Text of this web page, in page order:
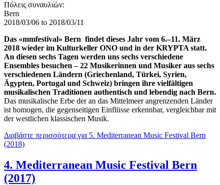
Πόλεις συναυλιών:
Bern
2018/03/06 to 2018/03/11
Das «mmfestival» Bern findet dieses Jahr vom 6.–11. März
2018 wieder im Kulturkeller ONO und in der KRYPTA statt.
An diesen sechs Tagen werden uns sechs verschiedene
Ensembles besuchen – 22 Musikerinnen und Musiker aus sechs
verschiedenen Ländern (Griechenland, Türkei, Syrien,
Ägypten, Portugal und Schweiz) bringen ihre vielfältigen
musikalischen Traditionen authentisch und lebendig nach Bern.
Das musikalische Erbe der an das Mittelmeer angrenzenden Länder
ist homogen, die gegenseitigen Einflüsse erkennbar, vergleichbar mit
der westlichen klassischen Musik.
Διαβάστε περισσότερα για 5. Mediterranean Music Festival Bern
(2018)
4. Mediterranean Music Festival Bern
(2017)